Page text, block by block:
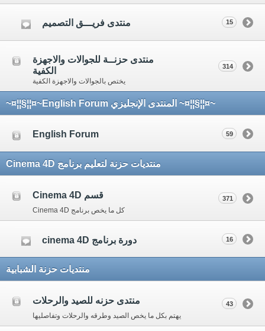
منتدى فريـــق التصميم 15
منتدى حزنــة للجوالات والاجهزة
الكفية
يختص بالجوالات والاجهزة الكفية
314
~¤¦¦§¦¦¤~ المنتدى الإنجليزي English Forum~¤¦¦§¦¦¤~
English Forum 59
منتديات حزنة لتعليم برنامج Cinema 4D
قسم Cinema 4D
كل ما يخص برنامج Cinema 4D
371
دورة برنامج cinema 4D 16
منتديات حزنة الشبابية
منتدى حزنه للصيد والرحلات
يهتم بكل ما يخص الصيد وطرقه والرحلات وتفاصليها
43